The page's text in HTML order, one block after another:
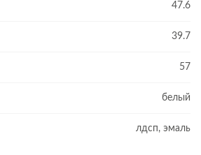
47.6
39.7
57
белый
лдсп, эмаль